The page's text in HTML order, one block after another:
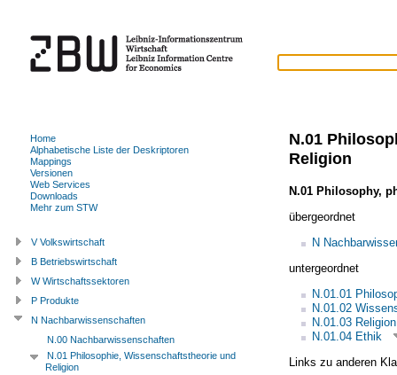
N.01
Religion
N.01 Philosophy,
übergeordnet
N
untergeordnet
N.01.01
N.01.02
N.01.03 Religion
N.01.04 Ethik
Links zu anderen
Home
Alphabetische Liste der Deskriptoren
Mappings
Versionen
Web Services
Downloads
Mehr zum STW
V Volkswirtschaft
B Betriebswirtschaft
W Wirtschaftssektoren
P Produkte
N Nachbarwissenschaften
N.00 Nachbarwissenschaften
N.01 Philosophie, Wissenschaftstheorie und
Religion